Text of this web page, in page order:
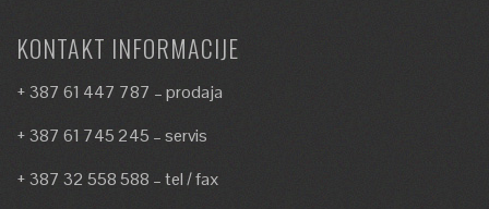
KONTAKT INFORMACIJE
+ 387 61 447 787 – prodaja
+ 387 61 745 245 – servis
+ 387 32 558 588 – tel / fax